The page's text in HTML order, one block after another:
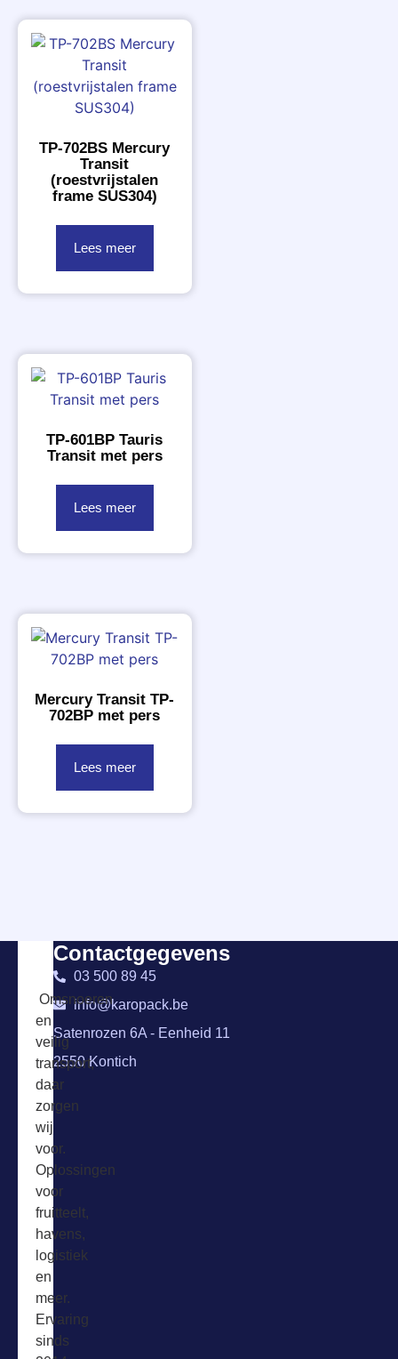
TP-702BS Mercury
Transit
(roestvrijstalen
frame SUS304)
Lees meer
TP-601BP Tauris
Transit met pers
Lees meer
Mercury Transit TP-
702BP met pers
Lees meer
Contactgegevens
03 500 89 45
info@karopack.be
Satenrozen 6A - Eenheid 11
2550 Kontich
Omsnoeren
en
veilig
transport,
daar
zorgen
wij
voor.
Oplossingen
voor
fruitteelt,
havens,
logistiek
en
meer.
Ervaring
sinds